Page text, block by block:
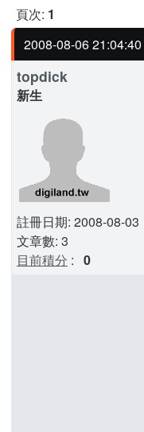
頁次: 1
2008-08-06 21:04:40
topdick
新生
註冊日期: 2008-08-03
文章數: 3
目前積分 : 0